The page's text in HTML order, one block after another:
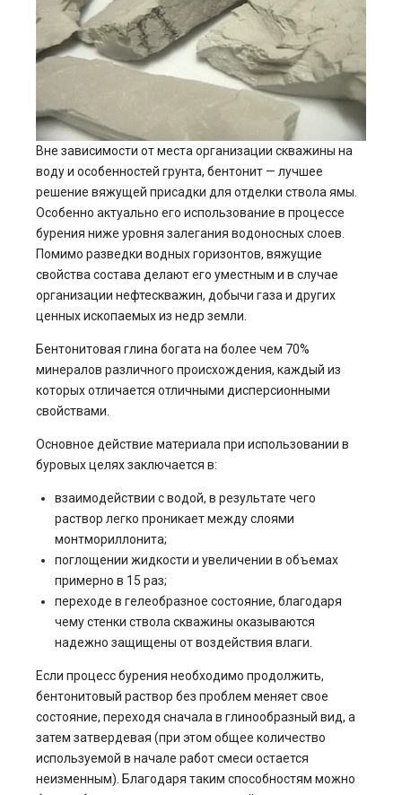
Вне зависимости от места организации скважины на
воду и особенностей грунта, бентонит — лучшее
решение вяжущей присадки для отделки ствола ямы.
Особенно актуально его использование в процессе
бурения ниже уровня залегания водоносных слоев.
Помимо разведки водных горизонтов, вяжущие
свойства состава делают его уместным и в случае
организации нефтескважин, добычи газа и других
ценных ископаемых из недр земли.
Бентонитовая глина богата на более чем 70%
минералов различного происхождения, каждый из
которых отличается отличными дисперсионными
свойствами.
Основное действие материала при использовании в
буровых целях заключается в:
взаимодействии с водой, в результате чего
раствор легко проникает между слоями
монтмориллонита;
поглощении жидкости и увеличении в объемах
примерно в 15 раз;
переходе в гелеобразное состояние, благодаря
чему стенки ствола скважины оказываются
надежно защищены от воздействия влаги.
Если процесс бурения необходимо продолжить,
бентонитовый раствор без проблем меняет свое
состояние, переходя сначала в глинообразный вид, а
затем затвердевая (при этом общее количество
используемой в начале работ смеси остается
неизменным). Благодаря таким способностям можно